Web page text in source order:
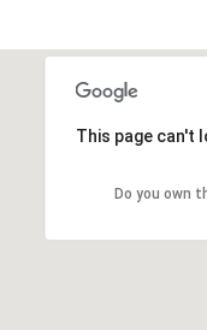
This page can't
Do you own